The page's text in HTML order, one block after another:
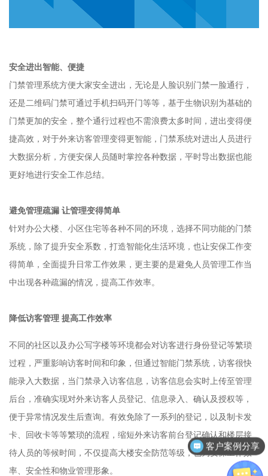
安全进出智能、便捷
门禁管理系统方便大家安全进出，无论是人脸识别门禁一脸通行，
还是二维码门禁可通过手机扫码开门等等，基于生物识别为基础的
门禁更加的安全，整个通行过程也不需浪费太多时间，进出变得便
捷高效，对于外来访客管理变得更智能，门禁系统对进出人员进行
大数据分析，方便安保人员随时掌控各种数据，平时导出数据也能
更好地进行安全工作总结。
避免管理疏漏 让管理变得简单
针对办公大楼、小区住宅等各种不同的环境，选择不同功能的门禁
系统，除了提升安全系数，打造智能化生活环境，也让安保工作变
得简单，全面提升日常工作效果，更主要的是避免人员管理工作当
中出现各种疏漏的情况，提高工作效率。
降低访客管理 提高工作效率
不同的社区以及办公写字楼等环境都会对访客进行身份登记等繁琐
过程，严重影响访客时间和印象，但通过智能门禁系统，访客很快
能录入大数据，当门禁录入访客信息，访客信息会实时上传至管理
后台，准确实现对外来访客人员登记、信息录入、确认及授权等，
便于异常情况发生后查询。有效免除了一系列的登记，以及制卡发
卡、回收卡等等繁琐的流程，缩短外来访客前台登记确认和楼层接
待人员的等候时间，不仅提高大楼安全防范等级，也为安保工作效
率、安全性和物业管理形象。
客户案例分享